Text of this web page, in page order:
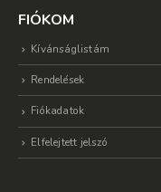
FIÓKOM
Kívánságlistám
Rendelések
Fiókadatok
Elfelejtett jelszó